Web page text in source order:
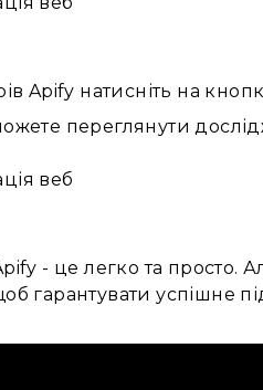
Apify натисніть на
переглянути
- це легко та просто.
гарантувати успішне